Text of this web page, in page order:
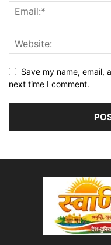
Save my name, email,
next time I comment.